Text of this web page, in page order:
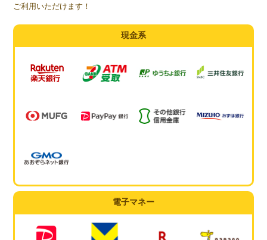
ご利用いただけます！
現金系
電子マネー